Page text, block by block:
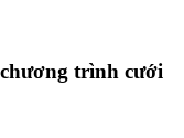
trình cưới